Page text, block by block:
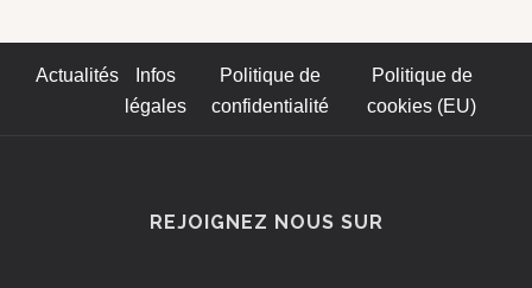
Actualités
Infos
légales
Politique de
confidentialité
Politique de
cookies (EU)
REJOIGNEZ NOUS SUR